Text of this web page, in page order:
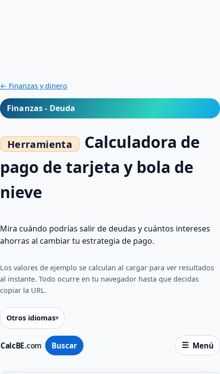
CalcBE.com Buscar Menú
← Finanzas y dinero
Finanzas - Deuda
Calculadora de
pago de tarjeta y bola de
nieve
Mira cuándo podrías salir de deudas y cuántos intereses
ahorras al cambiar tu estrategia de pago.
Los valores de ejemplo se calculan al cargar para ver resultados
al instante. Todo ocurre en tu navegador hasta que decidas
copiar la URL.
Otros idiomas